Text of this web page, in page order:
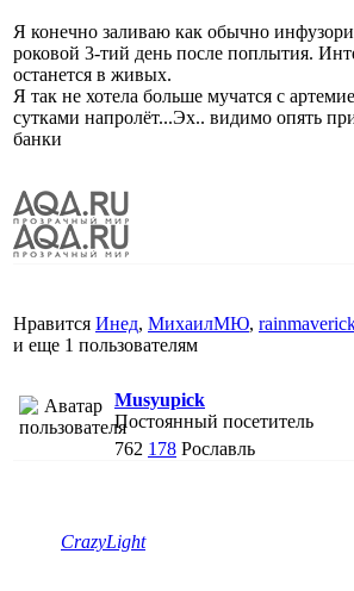
Я конечно заливаю как обычно
роковой 3-тий день после поплытия.
останется в живых.
Я так не хотела больше мучатся с
сутками напролёт...Эх.. видимо опять
банки
Нравится Инед, МихаилМЮ,
и еще 1 пользователям
Musyupick
Постоянный посетитель
762 178 Рославль
CrazyLight